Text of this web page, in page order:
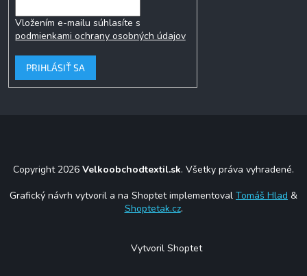
Vložením e-mailu súhlasíte s
podmienkami ochrany osobných údajov
PRIHLÁSIŤ SA
Copyright 2026 Velkoobchodtextil.sk. Všetky práva vyhradené.
Grafický návrh vytvoril a na Shoptet implementoval Tomáš Hlad &
Shoptetak.cz.
Vytvoril Shoptet